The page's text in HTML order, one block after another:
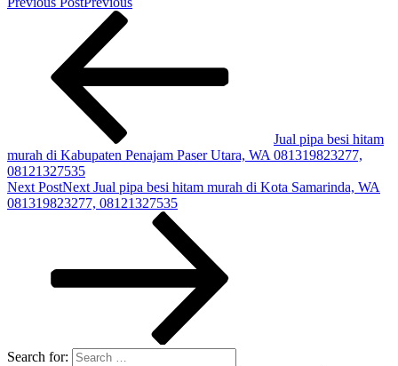
Jual pipa besi hitam
murah di Kabupaten Penajam Paser Utara, WA 081319823277,
08121327535
Next PostNext Jual pipa besi hitam murah di Kota Samarinda, WA
081319823277, 08121327535
Search for: